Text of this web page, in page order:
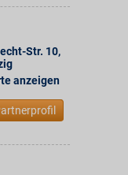
Str. 10,
anzeigen